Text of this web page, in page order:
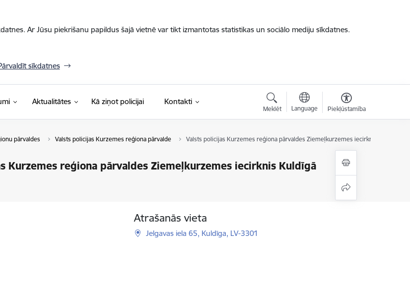
Ar Jūsu piekrišanu papildus šajā vietnē var tikt izmantotas statistikas un sociālo mediju sīkdatnes.
sīkdatnes
Aktualitātes Kā ziņot policijai Kontakti
Meklēt Language Piekļūstamība
pārvaldes Valsts policijas Kurzemes reģiona pārvalde Valsts policijas Kurzemes reģiona pārvaldes Ziemeļkurzemes iecirknis Kuldīgā
Kurzemes reģiona pārvaldes Ziemeļkurzemes iecirknis Kuldīgā
Atrašanās vieta
Jelgavas iela 65, Kuldīga, LV-3301